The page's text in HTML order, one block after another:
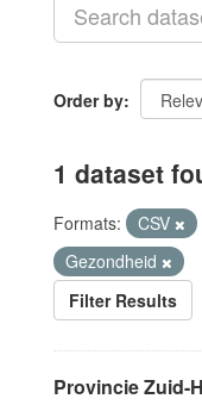
Order by
1 dataset
Formats: CSV
Gezondheid
Filter Results
Provincie Zuid-